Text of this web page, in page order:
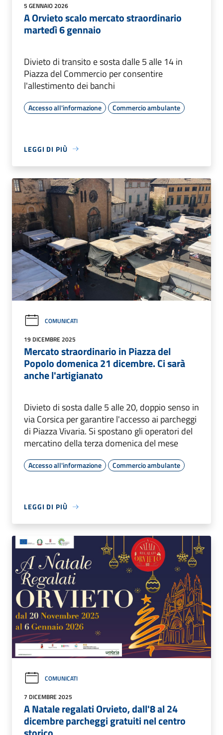
5 GENNAIO 2026
A Orvieto scalo mercato straordinario
martedì 6 gennaio
Divieto di transito e sosta dalle 5 alle 14 in
Piazza del Commercio per consentire
l'allestimento dei banchi
Accesso all'informazione Commercio ambulante
LEGGI DI PIÙ
COMUNICATI
19 DICEMBRE 2025
Mercato straordinario in Piazza del
Popolo domenica 21 dicembre. Ci sarà
anche l'artigianato
Divieto di sosta dalle 5 alle 20, doppio senso in
via Corsica per garantire l'accesso ai parcheggi
di Piazza Vivaria. Si spostano gli operatori del
mercatino della terza domenica del mese
Accesso all'informazione Commercio ambulante
LEGGI DI PIÙ
COMUNICATI
7 DICEMBRE 2025
A Natale regalati Orvieto, dall'8 al 24
dicembre parcheggi gratuiti nel centro